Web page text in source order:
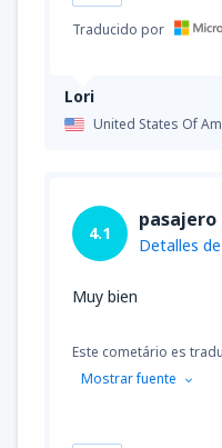
Lori
United States Of
Traducido por
4.1
pasajero
Detalles
Muy bien
Este cometário es
Mostrar fuente